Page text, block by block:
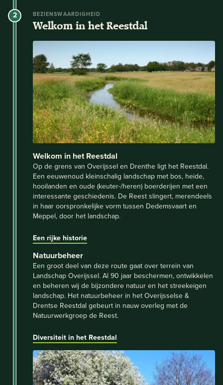
2 BEZIENSWAARDIGHEID
Welkom in het Reestdal
Welkom in het Reestdal
Op de grens van Overijssel en Drenthe ligt het Reestdal.
Een eeuwenoud kleinschalig landschap met bos, heide,
hooilanden en oude (keuter-/heren) boerderijen met een
interessante geschiedenis. De Reest slingert, merendeels
in haar oorspronkelijke vorm tussen Dedemsvaart en
Meppel, door het landschap.
Een rijke historie
Natuurbeheer
Een groot deel van deze route gaat over terrein van
Landschap Overijssel. Al 90 jaar beschermen, ontwikkelen
en beheren wij de bijzondere natuur en het streekeigen
landschap. Het natuurbeheer in het Overijsselse &
Drentse Reestdal gebeurt in nauw overleg met de
Natuurwerkgroep de Reest.
Diversiteit in het Reestdal